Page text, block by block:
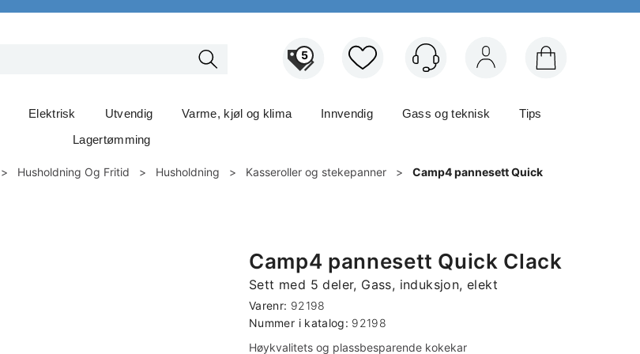
5
Elektrisk Utvendig Varme, kjøl og klima Innvendig Gass og teknisk
Tips
Lagertømming
> Husholdning Og Fritid > Husholdning > Kasseroller og stekepanner >
Camp4 pannesett Quick
Camp4 pannesett Quick Clack
Sett med 5 deler, Gass, induksjon, elekt
Varenr: 92198
Nummer i katalog: 92198
Høykvalitets og plassbesparende kokekar